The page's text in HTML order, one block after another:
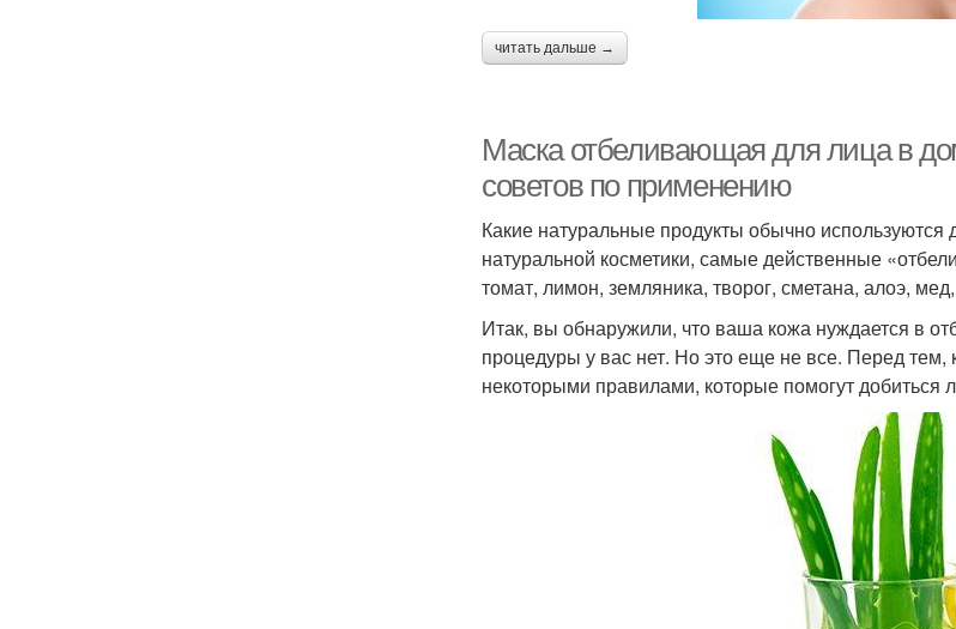
читать дальше →
Маска отбеливающая для лица в
советов по применению
Какие натуральные продукты обычно
натуральной косметики, самые действенные
томат, лимон, земляника, творог, сметана, алоэ,
Итак, вы обнаружили, что ваша кожа нуждается в
процедуры у вас нет. Но это еще не все. Перед тем,
некоторыми правилами, которые помогут